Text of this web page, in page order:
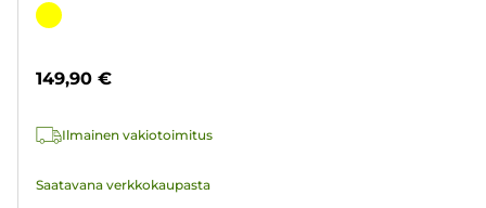
tähteä.
Värikasetti
149,90 €
Ilmainen vakiotoimitus
Saatavana verkkokaupasta